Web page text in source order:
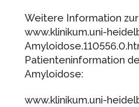
Weitere Information
www.klinikum.uni-
Patienteninformation
Amyloidose:
www.klinikum.uni-